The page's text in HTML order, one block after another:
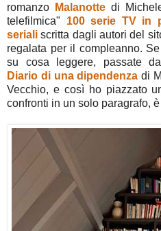
romanzo
Malanottedi
telefilmica" 100 serie TV in
seriali scritta dagli autori del
regalata per il compleanno.
su cosa leggere, passate
Diario di una dipendenza di
Vecchio, e così ho piazzato
confronti in un solo paragrafo,